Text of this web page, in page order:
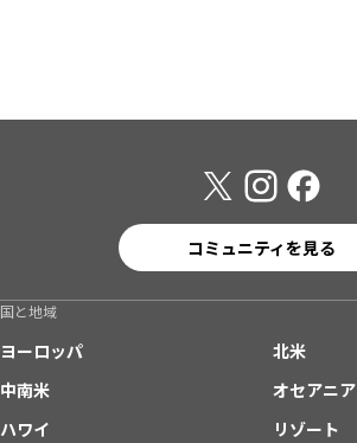
コミュニティを見る
国と地域
ヨーロッパ
北米
中南米
オセアニア
ハワイ
リゾート